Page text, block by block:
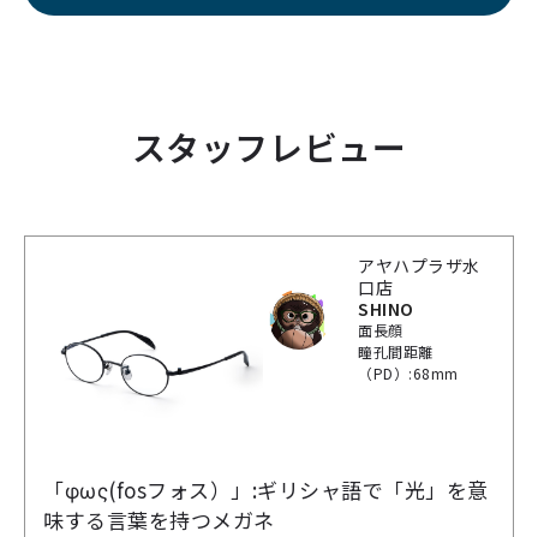
スタッフレビュー
アヤハプラザ水
口店
SHINO
面長顔
瞳孔間距離
（PD）:68mm
「φως(fosフォス）」:ギリシャ語で「光」を意
味する言葉を持つメガネ